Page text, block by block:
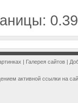
| Галерея сайтов |
активной ссылки на